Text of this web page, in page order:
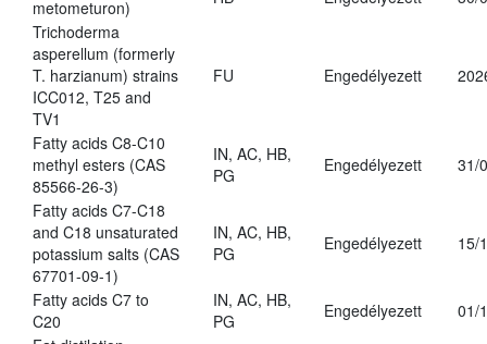
metometuron)
Trichoderma
asperellum (formerly
T. harzianum) strains
ICC012, T25 and
TV1
FU Engedélyezett
Fatty acids C8-C10
methyl esters (CAS
85566-26-3)
IN, AC, HB,
PG
Engedélyezett 31/
Fatty acids C7-C18
and C18 unsaturated
potassium salts (CAS
67701-09-1)
IN, AC, HB,
PG
Engedélyezett 15/
Fatty acids C7 to
C20
IN, AC, HB,
PG
Engedélyezett
01/